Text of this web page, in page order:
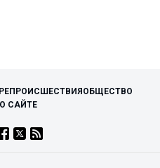
ПРОИСШЕСТВИЯ ОБЩЕСТВО
САЙТЕ